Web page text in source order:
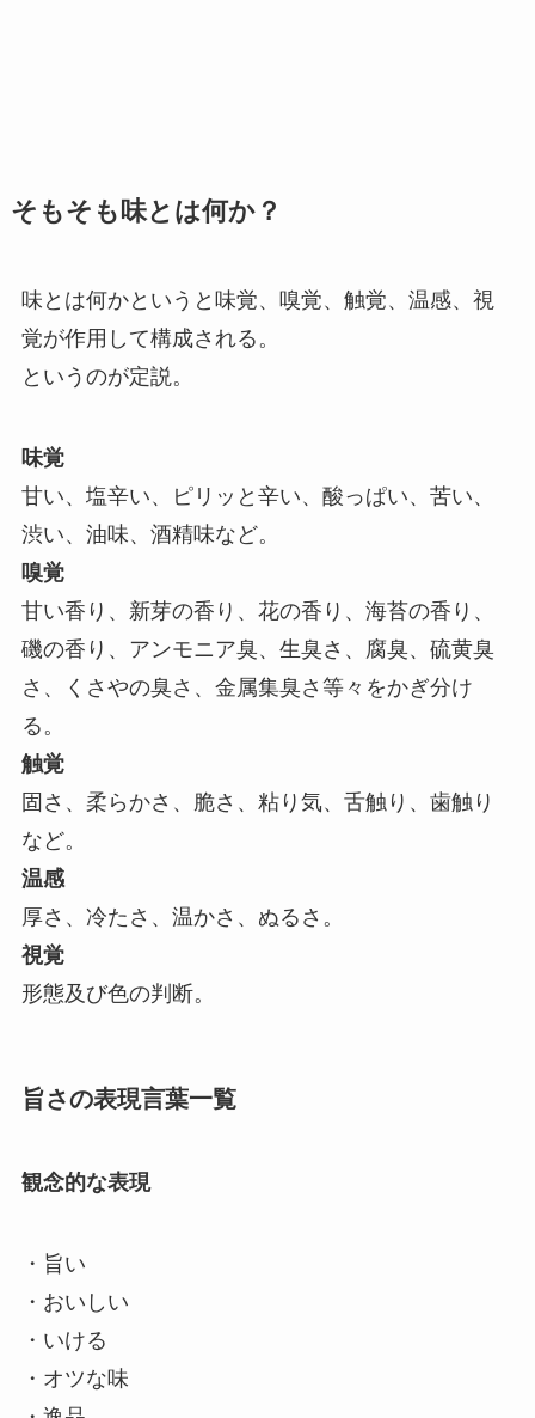
そもそも味とは何か？
味とは何かというと 味覚、嗅覚、触覚、温感、 視
覚が作用して構成される。
というのが定説。
味覚
甘い、塩辛い、ピリッと辛い、酸っぱい、苦い、
渋い、油味、酒精味など。
嗅覚
甘い香り、新芽の香り、花の香り、海苔の香り、
磯の香り、アンモニア臭、生臭さ、腐臭、硫黄臭
さ、くさやの臭さ、金属集臭さ等々をかぎ分け
る。
触覚
固さ、柔らかさ、脆さ、粘り気、舌触り、歯触り
など。
温感
厚さ、冷たさ、温かさ、ぬるさ。
視覚
形態及び色の判断。
旨さの表現言葉一覧
観念的な表現
・旨い
・おいしい
・いける
・オツな味